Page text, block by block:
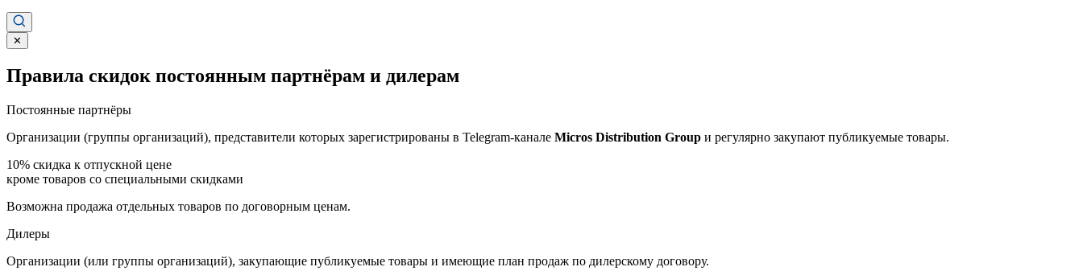
✕
Правила скидок постоянным партнёрам и дилерам
Постоянные партнёры
Организации (группы организаций), представители которых зарегистрированы в Telegram-канале Micros Distribution Group и регулярно закупают публикуемые товары.
10% скидка к отпускной цене
кроме товаров со специальными скидками
Возможна продажа отдельных товаров по договорным ценам.
Дилеры
Организации (или группы организаций), закупающие публикуемые товары и имеющие план продаж по дилерскому договору.